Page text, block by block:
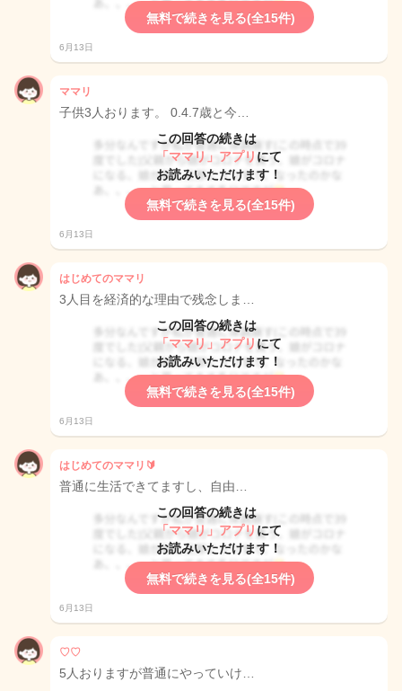
無料で続きを見る(全15件)
6月13日
ママリ
子供3人おります。 0.4.7歳と今…
この回答の続きは
「ママリ」アプリ にて
お読みいただけます！
無料で続きを見る(全15件)
6月13日
はじめてのママリ
3人目を経済的な理由で残念しま…
この回答の続きは
「ママリ」アプリ にて
お読みいただけます！
無料で続きを見る(全15件)
6月13日
はじめてのママリ🔰
普通に生活できてますし、自由…
この回答の続きは
「ママリ」アプリ にて
お読みいただけます！
無料で続きを見る(全15件)
6月13日
♡♡
5人おりますが普通にやっていけ…